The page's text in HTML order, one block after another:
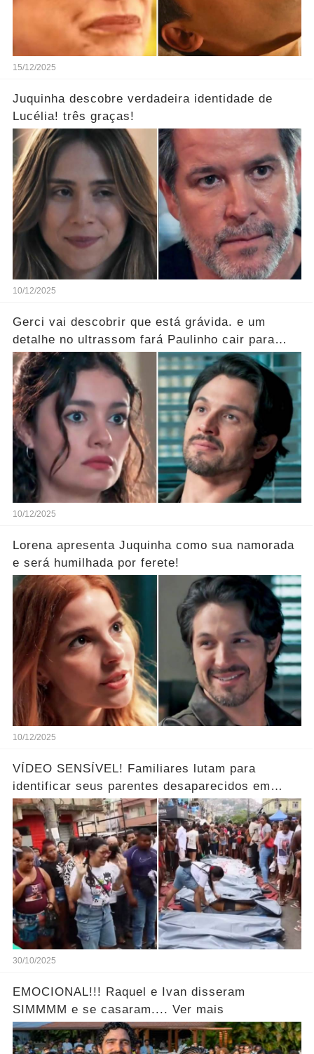
15/12/2025
Juquinha descobre verdadeira identidade de
Lucélia! três graças!
10/12/2025
Gerci vai descobrir que está grávida. e um
detalhe no ultrassom fará Paulinho cair para
trás!
10/12/2025
Lorena apresenta Juquinha como sua namorada
e será humilhada por ferete!
10/12/2025
VÍDEO SENSÍVEL! Familiares lutam para
identificar seus parentes desaparecidos em
meio aos corpos ao horror… Ver mais!
30/10/2025
EMOCIONAL!!! Raquel e Ivan disseram
SIMMMM e se casaram.... Ver mais